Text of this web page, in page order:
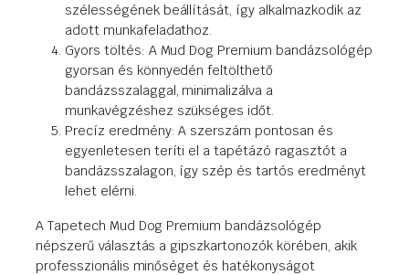
szélességének beállítását, így alkalmazkodik az
adott munkafeladathoz.
Gyors töltés: A Mud Dog Premium bandázsológép
gyorsan és könnyedén feltölthető
bandázsszalaggal, minimalizálva a
munkavégzéshez szükséges időt.
Precíz eredmény: A szerszám pontosan és
egyenletesen teríti el a tapétázó ragasztót a
bandázsszalagon, így szép és tartós eredményt
lehet elérni.
A Tapetech Mud Dog Premium bandázsológép
népszerű választás a gipszkartonozók körében, akik
professzionális minőséget és hatékonyságot